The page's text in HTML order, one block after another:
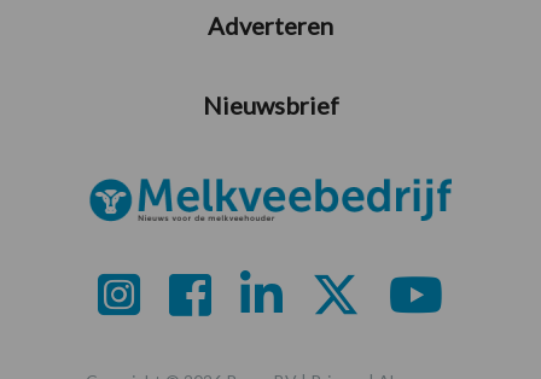
Adverteren
Nieuwsbrief